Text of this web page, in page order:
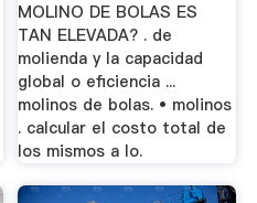
MOLINO DE BOLAS ES
TAN ELEVADA? . de
molienda y la capacidad
global o eficiencia ...
molinos de bolas. • molinos
. calcular el costo total de
los mismos a lo.